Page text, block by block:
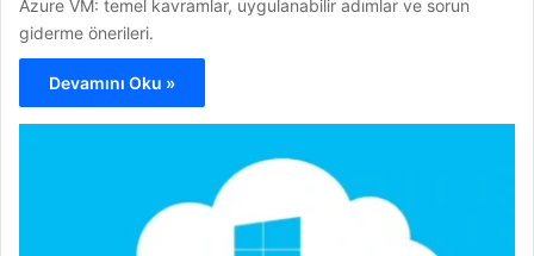
Azure VM: temel kavramlar, uygulanabilir adımlar ve sorun
giderme önerileri.
Devamını Oku »